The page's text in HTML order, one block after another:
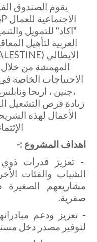
يقوم الصندوق
المهمشة من خلال
الاحتياجات الخاصة
،جنين ، اريحا
زيادة فرص التشغيل
الأعمال لهذه
اهداف المشروع :-
- تعزيز قدرات ذوي
الشباب والفئات
مشاريعهم الصغيرة
صفرية.
- تعزيز ودعم
لتوفير مصدر دخل